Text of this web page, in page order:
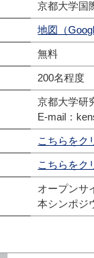
京都大学国
地図（
無料
200名程度
京都大学研
E-mail：
こちらをク
こちらをク
オープンサ
本シンポジ